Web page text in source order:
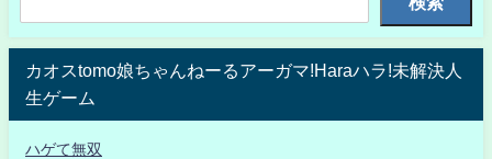
カオスtomo娘ちゃんねーるアーガマ!Haraハラ!未解決人
生ゲーム
ハゲて無双